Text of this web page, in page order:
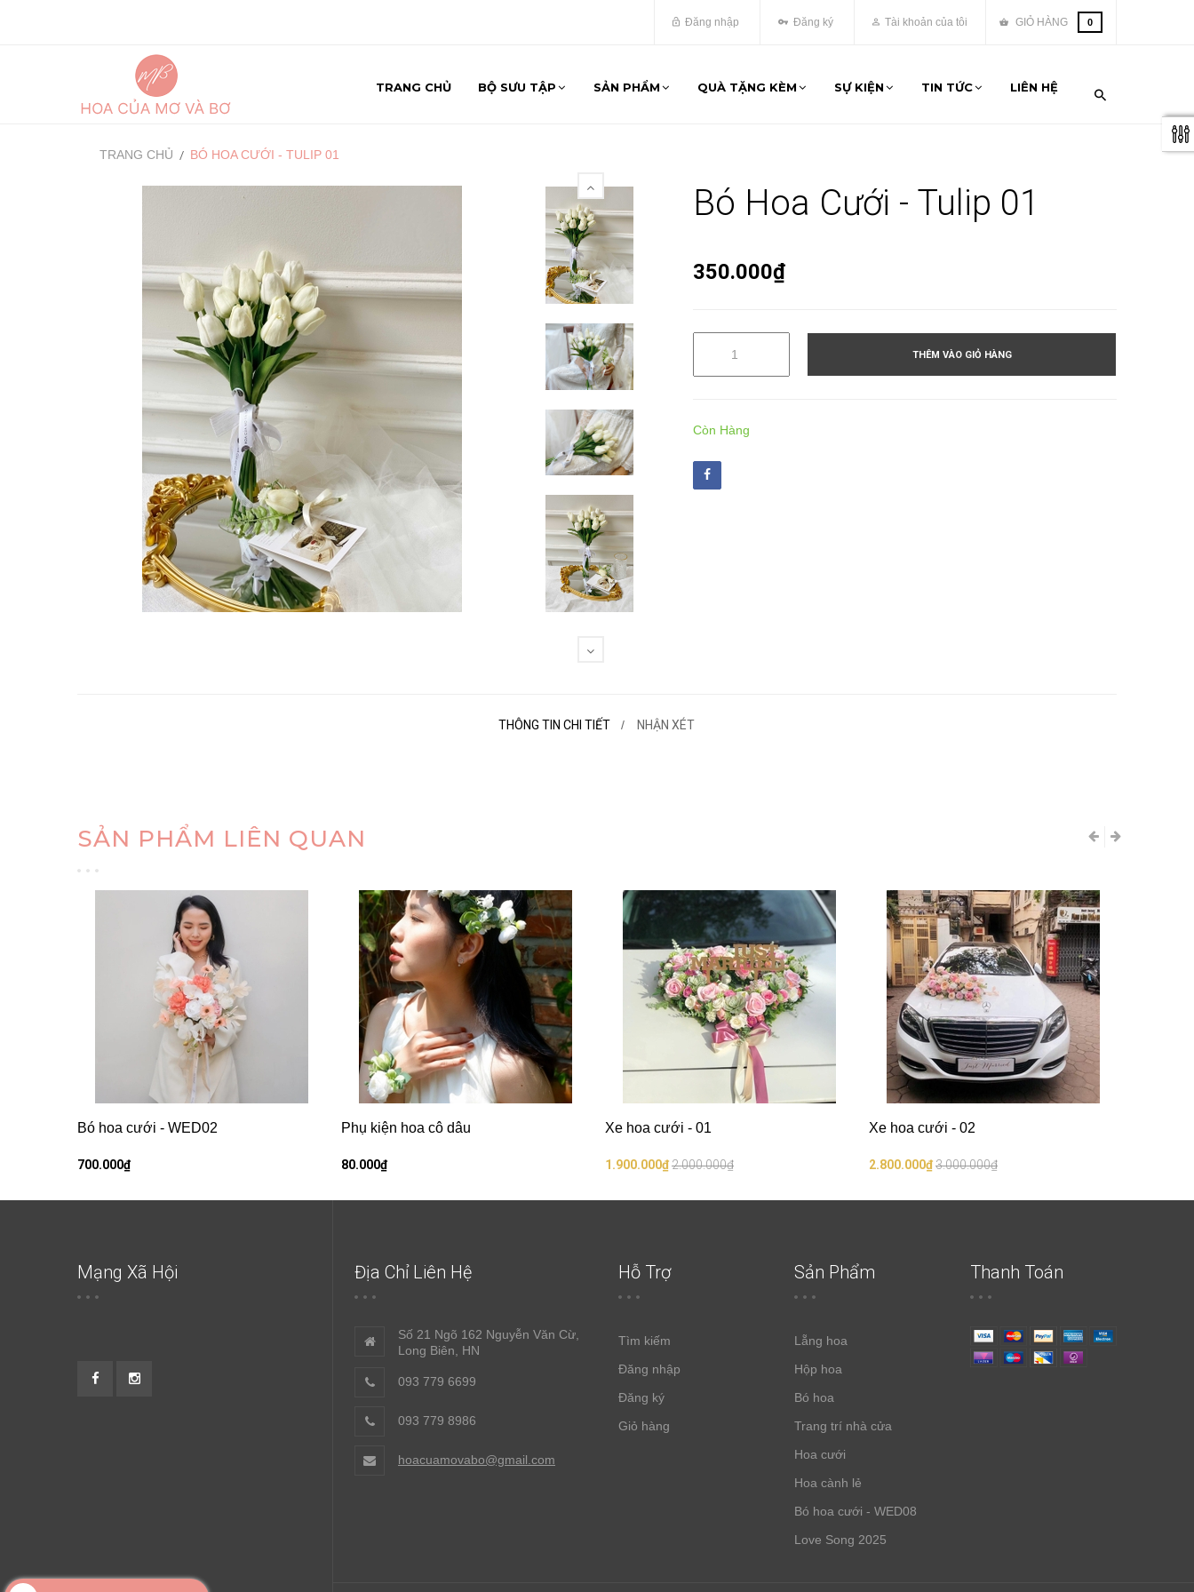
GIỎ HÀNG 0
Đăng nhập Đăng ký Tài khoản của tôi
TRANG CHỦ BỘ SƯU TẬP SẢN PHẨM QUÀ TẶNG KÈM SỰ KIỆN TIN TỨC LIÊN HỆ
TRANG CHỦ BÓ HOA CƯỚI - TULIP 01
Bó Hoa Cưới - Tulip 01
350.000₫
THÊM VÀO GIỎ HÀNG
Còn Hàng
THÔNG TIN CHI TIẾT NHẬN XÉT
SẢN PHẨM LIÊN QUAN
Bó hoa cưới - WED02
700.000₫
Phụ kiện hoa cô dâu
80.000₫
Xe hoa cưới - 01
1.900.000₫2.000.000₫
Xe hoa cưới - 02
2.800.000₫3.000.000₫
Mạng Xã Hội Địa Chỉ Liên Hệ
Số 21 Ngõ 162 Nguyễn Văn Cừ,
Long Biên, HN
093 779 6699
093 779 8986
hoacuamovabo@gmail.com
Hỗ Trợ
Tìm kiếm
Đăng nhập
Đăng ký
Giỏ hàng
Sản Phẩm
Lẵng hoa
Hộp hoa
Bó hoa
Trang trí nhà cửa
Hoa cưới
Hoa cành lẻ
Bó hoa cưới - WED08
Love Song 2025
Thanh Toán